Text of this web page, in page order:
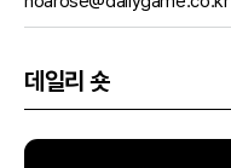
데일리 숏